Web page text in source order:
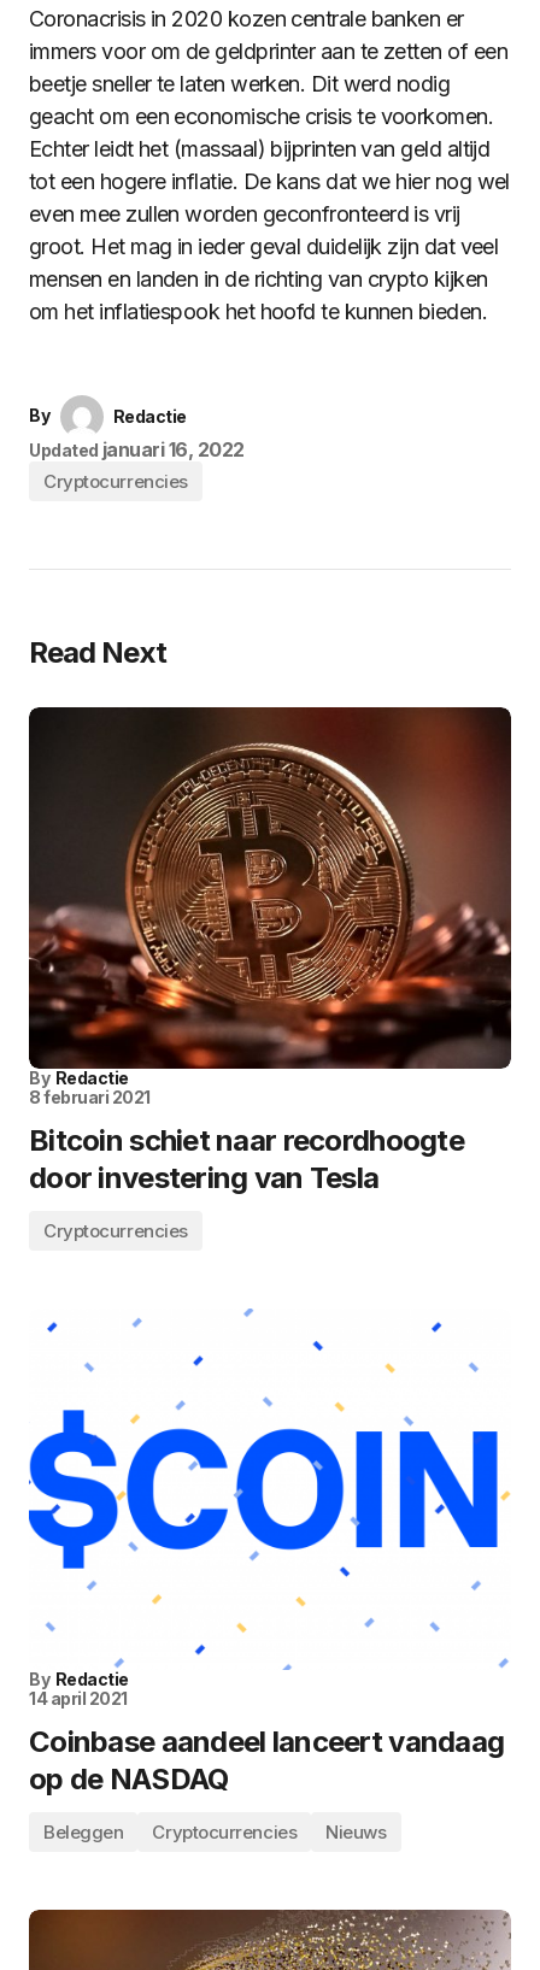
Coronacrisis in 2020 kozen centrale banken er
immers voor om de geldprinter aan te zetten of een
beetje sneller te laten werken. Dit werd nodig
geacht om een economische crisis te voorkomen.
Echter leidt het (massaal) bijprinten van geld altijd
tot een hogere inflatie. De kans dat we hier nog wel
even mee zullen worden geconfronteerd is vrij
groot. Het mag in ieder geval duidelijk zijn dat veel
mensen en landen in de richting van crypto kijken
om het inflatiespook het hoofd te kunnen bieden.
By
Redactie
Updated januari 16, 2022
Cryptocurrencies
Read Next
By Redactie
8 februari 2021
Bitcoin schiet naar recordhoogte
door investering van Tesla
Cryptocurrencies
By Redactie
14 april 2021
Coinbase aandeel lanceert vandaag
op de NASDAQ
Beleggen Cryptocurrencies Nieuws